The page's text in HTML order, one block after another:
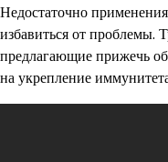
Недостаточно
избавиться от проблемы.
предлагающие прижечь
на укрепление